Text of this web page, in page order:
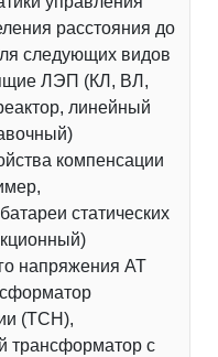
расстояния до
следующих видов
ЛЭП (КЛ, ВЛ,
линейный
компенсации
статических
напряжения АТ
(ТСН),
трансформатор с